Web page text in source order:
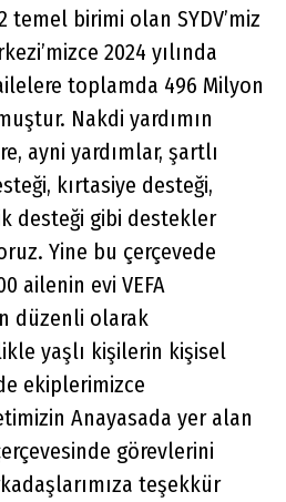
birimi olan SYDV’miz
2024 yılında
toplamda 496 Milyon
Nakdi yardımın
ayni yardımlar, şartlı
kırtasiye desteği,
desteği gibi destekler
Yine bu çerçevede
ailenin evi VEFA
düzenli olarak
yaşlı kişilerin kişisel
ekiplerimizce
Anayasada yer alan
görevlerini
teşekkür